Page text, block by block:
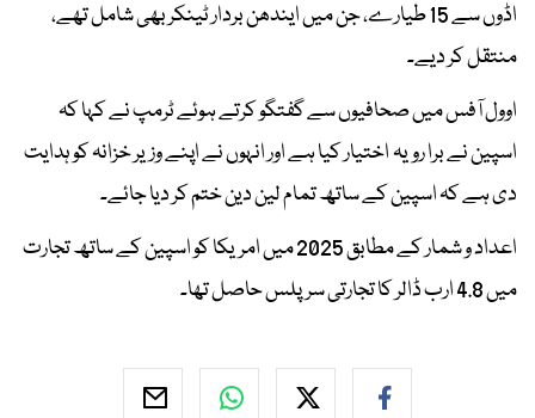
اڈوں سے 15 طیارے، جن میں ایندھن بردار ٹینکر بھی شامل تھے،
منتقل کر دیے۔
اوول آفس میں صحافیوں سے گفتگو کرتے ہوئے ٹرمپ نے کہا کہ
اسپین نے برا رویہ اختیار کیا ہے اور انہوں نے اپنے وزیر خزانہ کو ہدایت
دی ہے کہ اسپین کے ساتھ تمام لین دین ختم کر دیا جائے۔
اعداد و شمار کے مطابق 2025 میں امریکا کو اسپین کے ساتھ تجارت
میں 4.8 ارب ڈالر کا تجارتی سرپلس حاصل تھا۔